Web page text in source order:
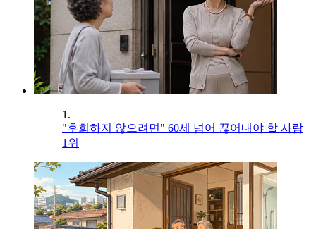
1.
"후회하지 않으려면" 60세 넘어 끊어내야 할 사람
1위